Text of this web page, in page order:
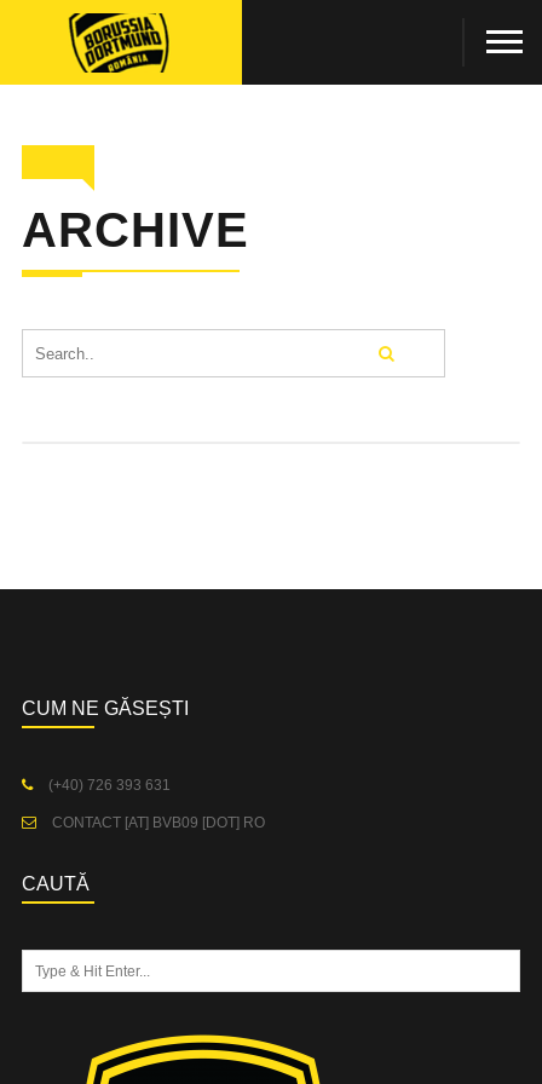
ARCHIVE
CUM NE GĂSEȘTI
(+40) 726 393 631
CONTACT [AT] BVB09 [DOT] RO
CAUTĂ